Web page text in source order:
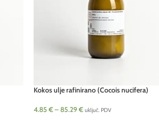
Kokos ulje rafinirano (Cocois nucifera)
4.85 €–85.29€ uključ. PDV